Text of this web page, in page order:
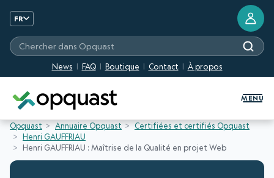
FR
News FAQ Boutique Contact À propos
Chercher dans Opquast
MENU
Opquast Annuaire Opquast
Certifiées et certifiés Opquast
Henri GAUFFRIAU
Henri GAUFFRIAU : Maîtrise de la Qualité en projet Web